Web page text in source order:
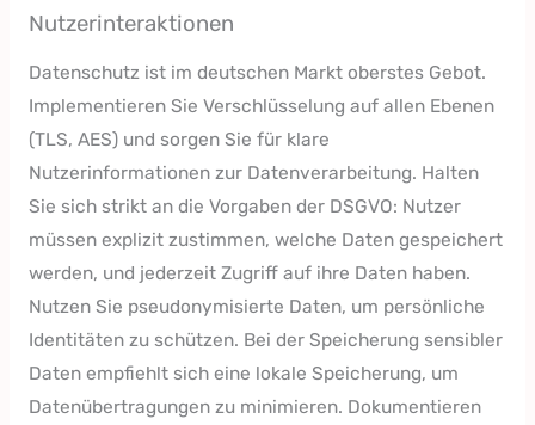
Nutzerinteraktionen
Datenschutz ist im deutschen Markt oberstes Gebot.
Implementieren Sie Verschlüsselung auf allen Ebenen
(TLS, AES) und sorgen Sie für klare
Nutzerinformationen zur Datenverarbeitung. Halten
Sie sich strikt an die Vorgaben der DSGVO: Nutzer
müssen explizit zustimmen, welche Daten gespeichert
werden, und jederzeit Zugriff auf ihre Daten haben.
Nutzen Sie pseudonymisierte Daten, um persönliche
Identitäten zu schützen. Bei der Speicherung sensibler
Daten empfiehlt sich eine lokale Speicherung, um
Datenübertragungen zu minimieren. Dokumentieren